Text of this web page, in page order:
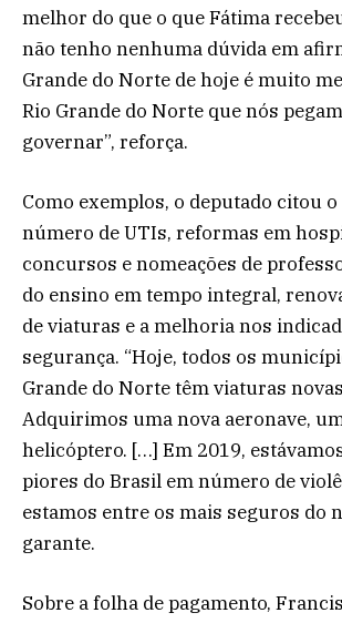
melhor do que o que Fátima
não tenho nenhuma dúvida em
Grande do Norte de hoje é muito
Rio Grande do Norte que nós
governar”, reforça.
Como exemplos, o deputado citou
número de UTIs, reformas em
concursos e nomeações de
do ensino em tempo integral,
de viaturas e a melhoria nos
segurança. “Hoje, todos os
Grande do Norte têm viaturas
Adquirimos uma nova aeronave,
helicóptero. […] Em 2019,
piores do Brasil em número de
estamos entre os mais seguros do
garante.
Sobre a folha de pagamento,